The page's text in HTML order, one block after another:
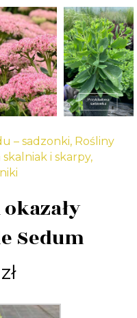
– sadzonki, Rośliny
skalniak i skarpy,
Sedum
zł